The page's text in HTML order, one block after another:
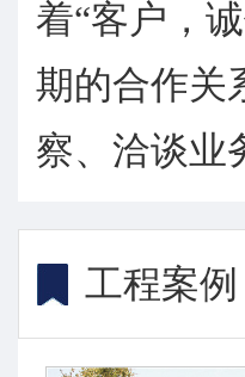
着“客户，
期的合作关
察、洽谈业
工程案例